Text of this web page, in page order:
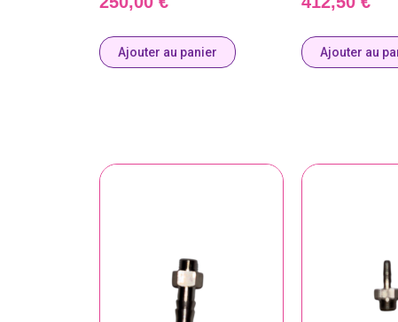
Ajouter au panier Ajouter au